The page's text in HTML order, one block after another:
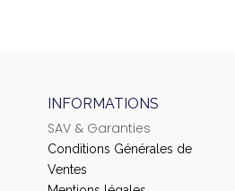
INFORMATIONS
SAV & Garanties
Conditions Générales de
Ventes